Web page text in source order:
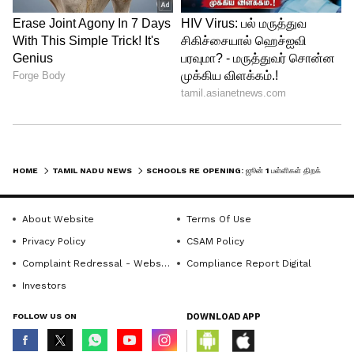
தரப்பினர், “ஏற்கனவே கோடை விடுமுறை
நீண்ட நாட்கள் வழங்கப்பட்டுள்ளதால், கல்வி
பாதிக்கப்படக்கூடாது” என்று கருத்து
தெரிவித்து வருகின்றனர்.
பாதுகாப்பு மற்றும் கல்வி அட்டவணை
ஆகியவற்றை கருத்தில் கொண்டு இறுதி
முடிவு எடுக்கப்படும் என தகவல்கள்
ஜூன் 1ஆம் தேதி திறக்கப்படும் என்ற
HOME TAMIL NADU NEWS
About Website
Terms Of Use
Privacy Policy
CSAM Policy
Complaint Redressal - Website
Compliance Report Digital
Investors
FOLLOW US ON DOWNLOAD APP